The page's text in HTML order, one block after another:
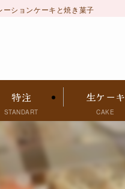
ションケーキと焼き菓子
特注
STANDART
生ケーキ
CAKE